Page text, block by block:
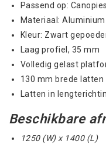
Passend op:
Materiaal:
Kleur: Zwart
Laag profiel, 35 mm
Volledig gelast
130 mm brede latten
Latten in
Beschikbare
1250 (W) x 1400 (L)